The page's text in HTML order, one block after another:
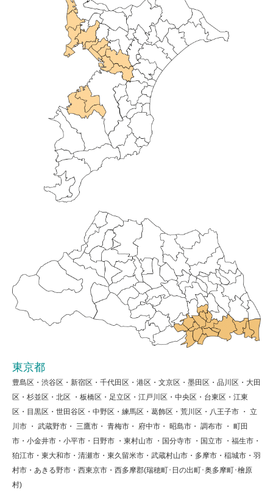
東京都
豊島区・渋谷区・新宿区・千代田区・港区・文京区・墨田区・品川区・大田
区・杉並区・北区 ・板橋区・足立区・江戸川区・中央区・台東区・江東
区・目黒区・世田谷区・中野区・練馬区・葛飾区・荒川区・八王子市 ・ 立
川市 ・ 武蔵野市・ 三鷹市・ 青梅市・ 府中市・ 昭島市・ 調布市 ・ 町田
市・小金井市・小平市・日野市 ・東村山市 ・国分寺市 ・国立市 ・福生市・
狛江市・東大和市・清瀬市・東久留米市・武蔵村山市・多摩市・稲城市・羽
村市・あきる野市・西東京市・西多摩郡(瑞穂町･日の出町･奥多摩町･檜原
村)